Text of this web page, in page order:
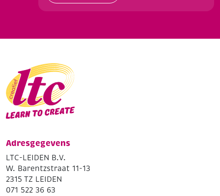
Adresgegevens
LTC-LEIDEN B.V.
W. Barentzstraat 11-13
2315 TZ LEIDEN
071 522 36 63